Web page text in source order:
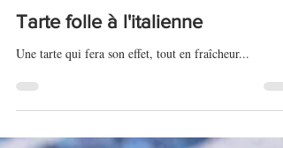
31 mai 2023